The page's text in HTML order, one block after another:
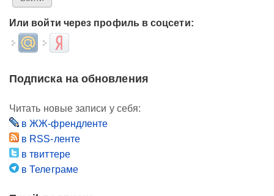
Или войти через профиль в соцсети:
Login with Mail.ruLogin with Яндекс
Подписка на обновления
Читать новые записи у себя:
в ЖЖ-френдленте
в RSS-ленте
в твиттере
в Телеграме